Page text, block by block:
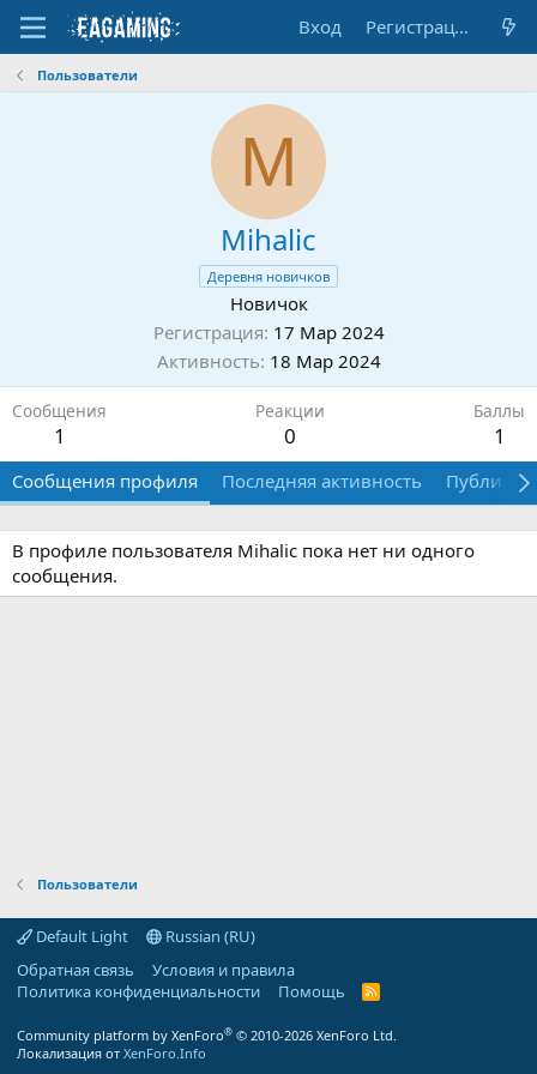
Вход Регистрация
Пользователи
M
Mihalic
Деревня новичков
Новичок
Регистрация 17 Мар 2024
Активность 18 Мар 2024
Сообщения
1
Реакции
0
Баллы
1
Сообщения профиля Последняя активность
В профиле пользователя Mihalic пока нет ни одного
сообщения.
Пользователи
Default Light
Russian (RU)
Обратная связь
Условия и правила
Политика конфиденциальности
Помощь
R
Community platform by XenForo® © 2010-2026 XenForo Ltd.
Локализация от XenForo.Info